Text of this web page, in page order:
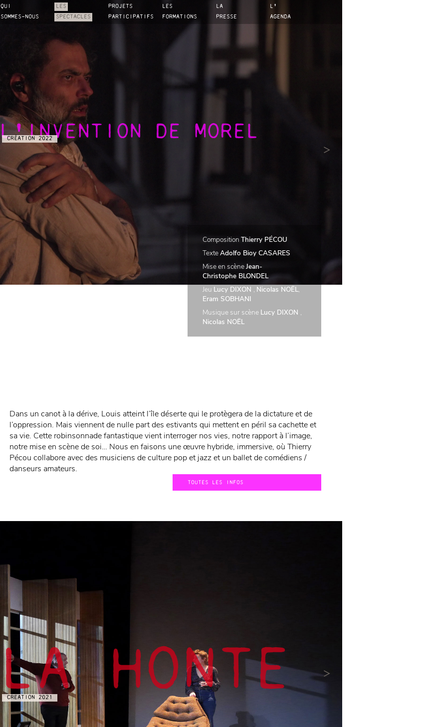
QUI
SOMMES-NOUS
LES
SPECTACLES
PROJETS
PARTICIPATIFS
LES
FORMATIONS
LA
PRESSE
L'
AGENDA
>
L'INVENTION DE MOREL
CRÉATION 2022
Composition Thierry PÉCOU
TexteAdolfo Bioy CASARES
Mise en scèneJean-
Christophe BLONDEL
Jeu Lucy DIXON , Nicolas NOËL,
Eram SOBHANI
Musique sur scène Lucy DIXON ,
Nicolas NOËL
Dans un canot à la dérive, Louis atteint l’île déserte qui le protègera de la dictature et de
l’oppression. Mais viennent de nulle part des estivants qui mettent en péril sa cachette et
sa vie. Cette robinsonnade fantastique vient interroger nos vies, notre rapport à l’image,
notre mise en scène de soi… Nous en faisons une œuvre hybride, immersive, où Thierry
Pécou collabore avec des musiciens de culture pop et jazz et un ballet de comédiens /
danseurs amateurs.
TOUTES LES INFOS
>
LA HONTE
CREATION 2021